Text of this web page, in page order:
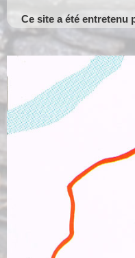
Ce site a été entretenu